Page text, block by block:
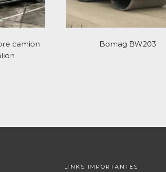
camion
Bomag BW203
LINKS IMPORTANTES